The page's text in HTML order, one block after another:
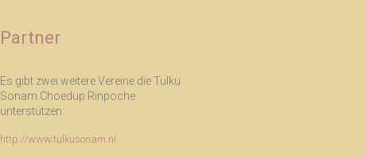
Partner
Es gibt zwei weitere Vereine die Tulku
Sonam Choedup Rinpoche
unterstützen:
http://www.tulkusonam.nl